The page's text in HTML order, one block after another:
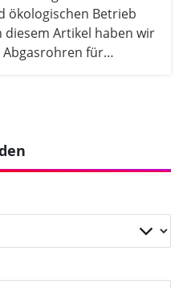
ökologischen Betrieb
diesem Artikel haben wir
Abgasrohren für